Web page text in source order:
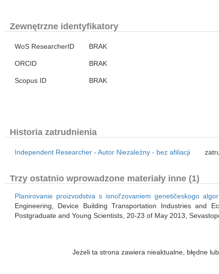
Zewnętrzne identyfikatory
WoS ResearcherID BRAK
ORCID BRAK
Scopus ID BRAK
Historia zatrudnienia
Independent Researcher - Autor Niezależny - bez afiliacji
Trzy ostatnio wprowadzone materiały inne (1)
Planirovanie proizvodstva s isnol′zovaniem genetičeskogo
Engineering, Device Building Transportation Industries and
Postgraduate and Young Scientists, 20-23 of May 2013,
Jeżeli ta strona zawiera nieaktualne, błędne